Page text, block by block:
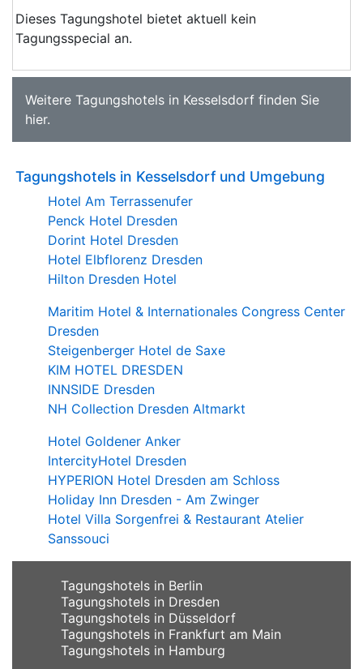
Dieses Tagungshotel bietet aktuell kein
Tagungsspecial an.
Weitere Tagungshotels in Kesselsdorf finden Sie
hier.
Tagungshotels in Kesselsdorf und Umgebung
Hotel Am Terrassenufer
Penck Hotel Dresden
Dorint Hotel Dresden
Hotel Elbflorenz Dresden
Hilton Dresden Hotel
Maritim Hotel & Internationales Congress Center
Dresden
Steigenberger Hotel de Saxe
KIM HOTEL DRESDEN
INNSIDE Dresden
NH Collection Dresden Altmarkt
Hotel Goldener Anker
IntercityHotel Dresden
HYPERION Hotel Dresden am Schloss
Holiday Inn Dresden - Am Zwinger
Hotel Villa Sorgenfrei & Restaurant Atelier
Sanssouci
Tagungshotels in Berlin
Tagungshotels in Dresden
Tagungshotels in Düsseldorf
Tagungshotels in Frankfurt am Main
Tagungshotels in Hamburg